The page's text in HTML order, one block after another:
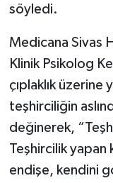
söyledi.
Medicana Sivas
Klinik Psikolog
çıplaklık
teşhirciliğin
değinerek,
Teşhircilik yapan
endişe, kendini